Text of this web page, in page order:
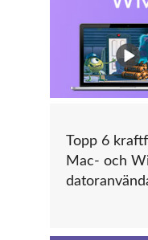
Topp 6
Mac- och